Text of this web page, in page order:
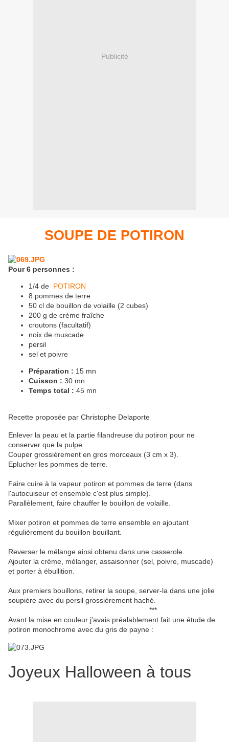
Publicité
SOUPE DE POTIRON
Pour 6 personnes :
1/4 de POTIRON
8 pommes de terre
50 cl de bouillon de volaille (2 cubes)
200 g de crème fraîche
croutons (facultatif)
noix de muscade
persil
sel et poivre
Préparation : 15 mn
Cuisson : 30 mn
Temps total : 45 mn
Recette proposée par Christophe Delaporte
Enlever la peau et la partie filandreuse du potiron pour ne
conserver que la pulpe.
Couper grossièrement en gros morceaux (3 cm x 3).
Eplucher les pommes de terre.
Faire cuire à la vapeur potiron et pommes de terre (dans
l'autocuiseur et ensemble c'est plus simple).
Parallèlement, faire chauffer le bouillon de volaille.
Mixer potiron et pommes de terre ensemble en ajoutant
régulièrement du bouillon bouillant.
Reverser le mélange ainsi obtenu dans une casserole.
Ajouter la crème, mélanger, assaisonner (sel, poivre, muscade)
et porter à ébullition.
Aux premiers bouillons, retirer la soupe, server-la dans une jolie
soupière avec du persil grossièrement haché.
***
Avant la mise en couleur j'avais préalablement fait une étude de
potiron monochrome avec du gris de payne :
Joyeux Halloween à tous